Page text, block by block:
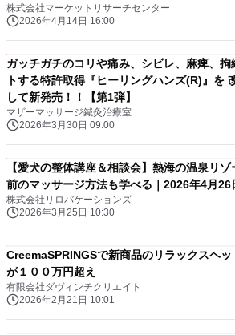
株式会社マーケットリサーチセンター
2026年4月14日 16:00
ガッチガチのコリや痛み、シビレ、麻痺、
トする特許取得『ヒーリングハンズ(R)』を
して新発売！！【第1弾】
マザーマッサージ鍼灸治療室
2026年3月30日 09:00
【愛犬の整体講座＆相談会】熱海の温泉リ
前のマッサージ方法も学べる｜2026年4月26
株式会社リロバケーションズ
2026年3月25日 10:30
CreemaSPRINGSで新商品のリラックスヘッ
が１００万円超え
有限会社ダヴィンチクリエイト
2026年2月21日 10:01